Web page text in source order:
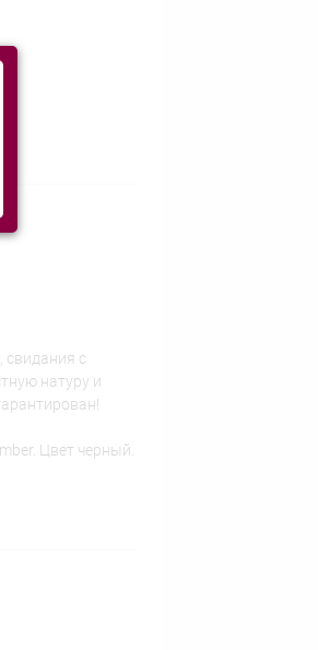
свидания с
натуру и
Цвет черный.